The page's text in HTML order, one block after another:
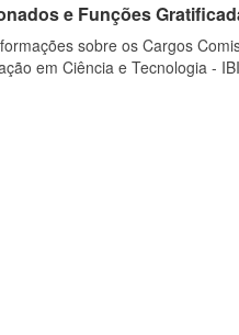
e Funções
sobre os Cargos
em Ciência e Tecnologia -